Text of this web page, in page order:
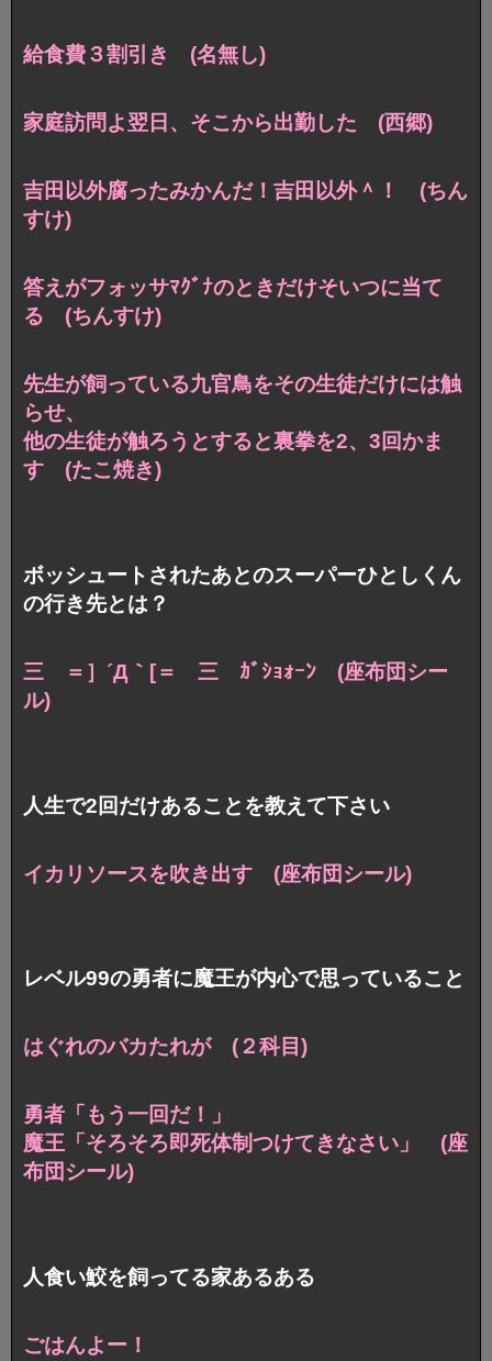
給食費３割引き (名無し)
家庭訪問よ翌日、そこから出勤した (西郷)
吉田以外腐ったみかんだ！吉田以外＾！ (ちん
すけ)
答えがフォッサﾏｸﾞﾅのときだけそいつに当て
る (ちんすけ)
先生が飼っている九官鳥をその生徒だけには触
らせ、
他の生徒が触ろうとすると裏拳を2、3回かま
す (たこ焼き)
ボッシュートされたあとのスーパーひとしくん
の行き先とは？
三 ＝］´Д｀[＝ 三 ｶﾞｼｮｫｰﾝ (座布団シー
ル)
人生で2回だけあることを教えて下さい
イカリソースを吹き出す (座布団シール)
レベル99の勇者に魔王が内心で思っていること
はぐれのバカたれが (２科目)
勇者「もう一回だ！」
魔王「そろそろ即死体制つけてきなさい」 (座
布団シール)
人食い鮫を飼ってる家あるある
ごはんよー！